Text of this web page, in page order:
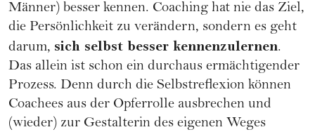
Männer) besser kennen. Coaching hat nie das Ziel,
die Persönlichkeit zu verändern, sondern es geht
darum, sich selbst besser kennenzulernen.
Das allein ist schon ein durchaus ermächtigender
Prozess. Denn durch die Selbstreflexion können
Coachees aus der Opferrolle ausbrechen und
(wieder) zur Gestalterin des eigenen Weges